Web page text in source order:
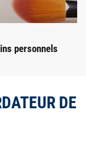
personnels
DE